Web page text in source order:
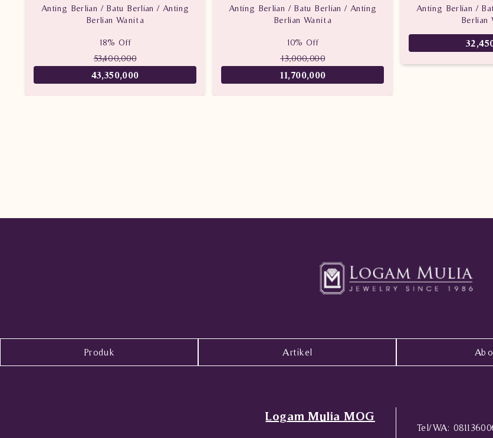
Anting Berlian / Batu Berlian / Anting
Berlian Wanita
18% Off
53,400,000
43,350,000
Anting Berlian / Batu Berlian / Anting
Berlian Wanita
10% Off
13,000,000
11,700,000
Anting Berlian /
Berlian
Produk Artikel
Logam Mulia MOG
Tel/WA: